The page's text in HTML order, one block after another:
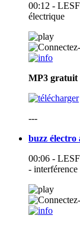
00:12 -
électrique
MP3 gratuit
---
buzz électro
00:06 -
- interférence